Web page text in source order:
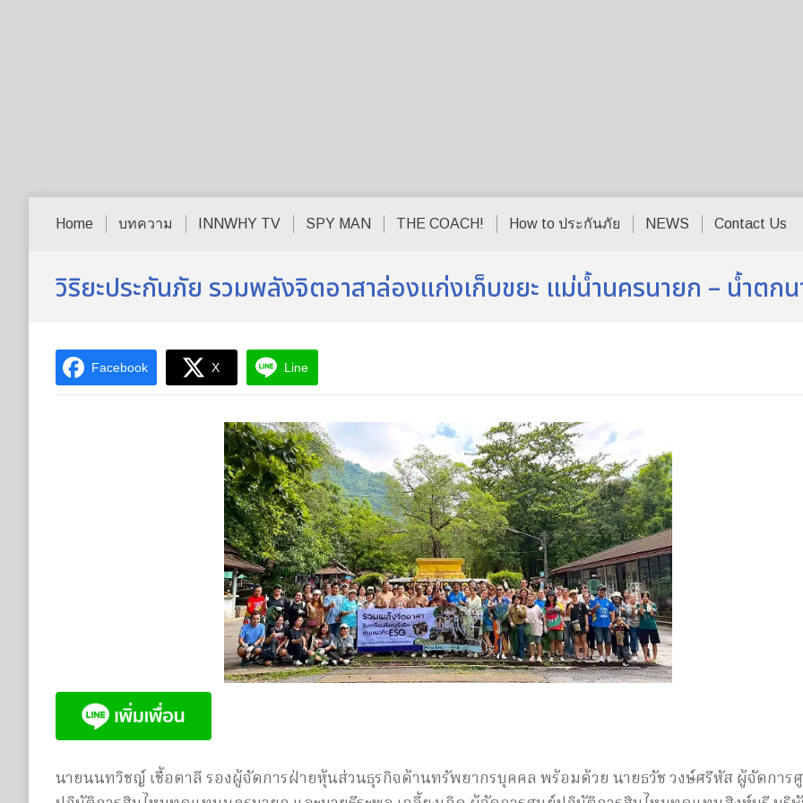
Home บทความ INNWHY TV SPY MAN THE COACH! How to ประกันภัย NEWS Contact Us
วิริยะประกันภัย รวมพลังจิตอาสาล่องแก่งเก็บขยะ แม่น้ำนครนายก – น้ำตก
Facebook X Line
นายนนทวิชญ์ เชื้อตาลี รองผู้จัดการฝ่ายหุ้นส่วนธุรกิจด้านทรัพยากรบุคคล พร้อมด้วย นายธวัช วงษ์ศรีหัส ผู้จัดการ